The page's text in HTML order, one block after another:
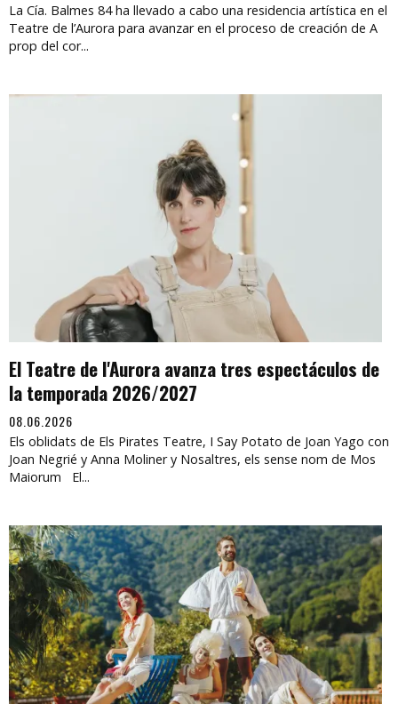
La Cía. Balmes 84 ha llevado a cabo una residencia artística en el
Teatre de l’Aurora para avanzar en el proceso de creación de A
prop del cor...
El Teatre de l'Aurora avanza tres espectáculos de
la temporada 2026/2027
08.06.2026
Els oblidats de Els Pirates Teatre, I Say Potato de Joan Yago con
Joan Negrié y Anna Moliner y Nosaltres, els sense nom de Mos
Maiorum El...